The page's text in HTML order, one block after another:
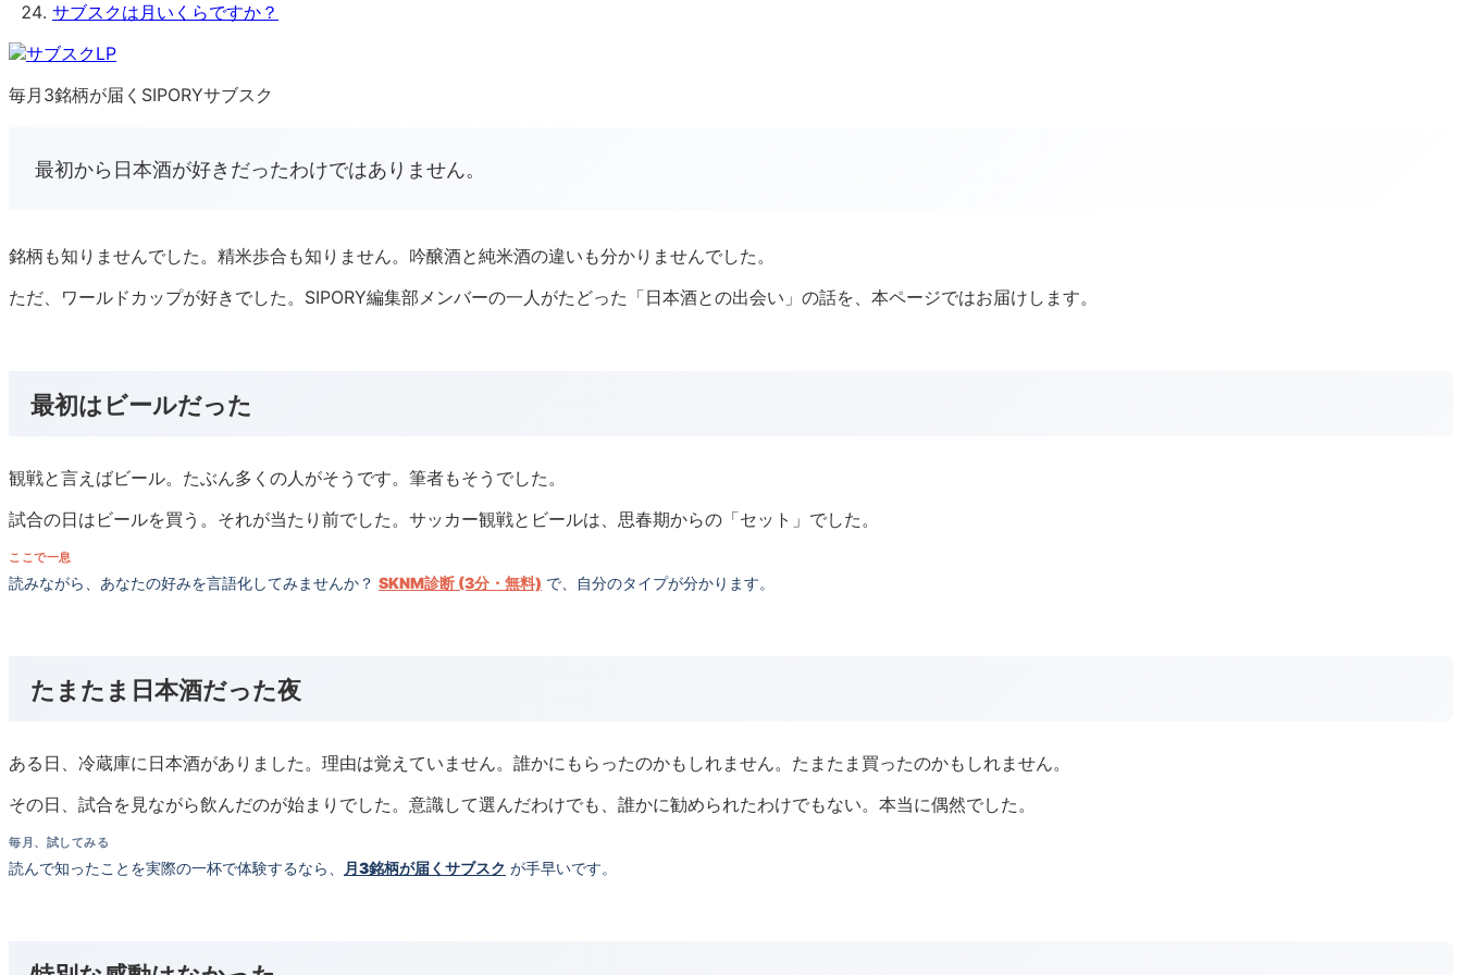
サブスクは月いくらですか？
毎月3銘柄が届くSIPORYサブスク
最初から日本酒が好きだったわけではありません。
銘柄も知りませんでした。精米歩合も知りません。吟醸酒と純米酒の違いも分かりませんでした。
ただ、ワールドカップが好きでした。SIPORY編集部メンバーの一人がたどった「日本酒との出会い」の話を、本ページではお届けします。
最初はビールだった
観戦と言えばビール。たぶん多くの人がそうです。筆者もそうでした。
試合の日はビールを買う。それが当たり前でした。サッカー観戦とビールは、思春期からの「セット」でした。
ここで一息
読みながら、あなたの好みを言語化してみませんか？ SKNM診断 (3分・無料) で、自分のタイプが分かります。
たまたま日本酒だった夜
ある日、冷蔵庫に日本酒がありました。理由は覚えていません。誰かにもらったのかもしれません。たまたま買ったのかもしれません。
その日、試合を見ながら飲んだのが始まりでした。意識して選んだわけでも、誰かに勧められたわけでもない。本当に偶然でした。
毎月、試してみる
読んで知ったことを実際の一杯で体験するなら、 月3銘柄が届くサブスク が手早いです。